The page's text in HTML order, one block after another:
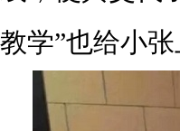
教学”也给小张